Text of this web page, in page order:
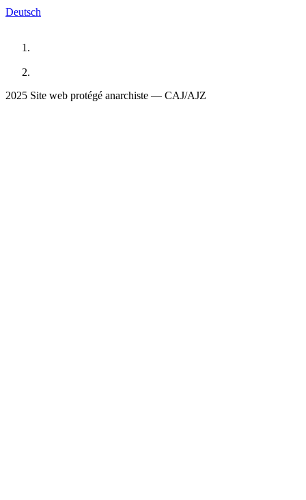
Deutsch
2025 Site web protégé anarchiste — CAJ/AJZ